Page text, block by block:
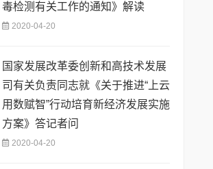
毒检测有关工作的通知》解读
2020-04-20
国家发展改革委创新和高技术发展
司有关负责同志就《关于推进“上云
用数赋智”行动培育新经济发展实施
方案》答记者问
2020-04-20